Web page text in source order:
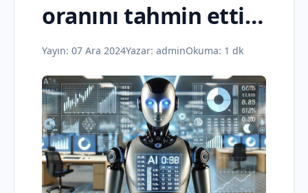
oranını tahmin etti…
Yayın: 07 Ara 2024Yazar: adminOkuma: 1 dk